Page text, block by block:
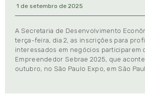
1 de setembro de 2025
A Secretaria de Desenvolvimento
terça-feira, dia 2, as inscrições para
interessados em negócios participarem
Empreendedor Sebrae 2025, que
outubro, no São Paulo Expo, em São